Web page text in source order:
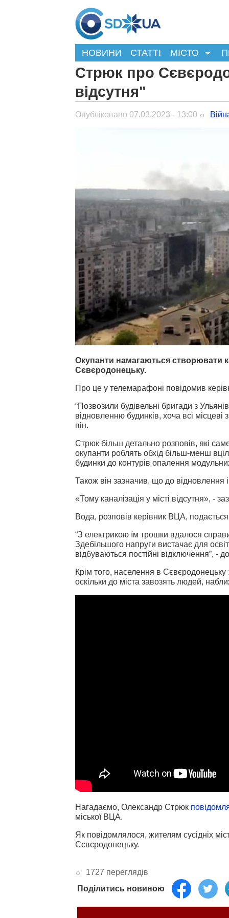
НОВИНИ СТАТТІ МІСТО
Стрюк про
відсутня"
Опубліковано 07.03.2023 - 13:00
Окупанти намагаються створювати
Сєвєродонецьку.
Про це у телемарафоні повідомив
“Позвозили будівельні бригади з
відновленню будинків, хоча всі
він.
Стрюк більш детально розповів, які
окупанти роблять обхід більш-менш
будинки до контурів опалення
Також він зазначив, що до відновлення
«Тому каналізація у місті відсутня», -
Вода, розповів керівник ВЦА,
“З електрикою їм трошки вдалося
Здебільшого напруги вистачає для
відбуваються постійні відключення”, -
Крім того, населення в
оскільки до міста завозять людей,
Нагадаємо, Олександр Стрюк
міської ВЦА.
Як повідомлялося, жителям сусідніх
Сєвєродонецьку.
1727 переглядів
Поділитись новиною